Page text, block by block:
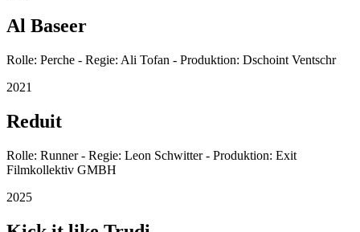
Al Baseer
Rolle: Perche - Regie: Ali Tofan - Produktion: Dschoint Ventschr
2021
Reduit
Rolle: Runner - Regie: Leon Schwitter - Produktion: Exit
Filmkollektiv GMBH
2025